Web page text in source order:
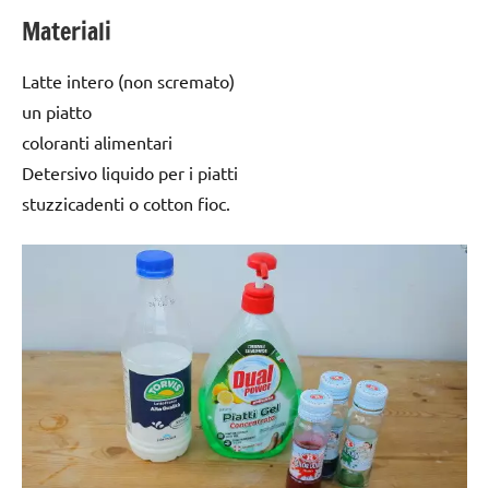
Materiali
Latte intero (non scremato)
un piatto
coloranti alimentari
Detersivo liquido per i piatti
stuzzicadenti o cotton fioc.